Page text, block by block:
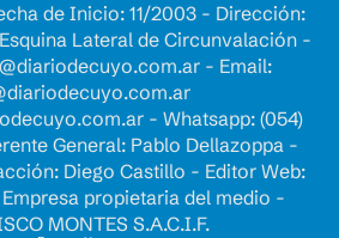
de Inicio: 11/2003 - Dirección:
Lateral de Circunvalación -
- Email:
- Whatsapp: (054)
General: Pablo Dellazoppa -
Diego Castillo - Editor Web:
propietaria del medio -
MONTES S.A.C.I.F.